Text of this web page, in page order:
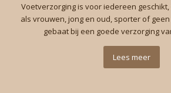
Voetverzorging is voor iedereen
als vrouwen, jong en oud, sporter of
gebaat bij een goede verzorging
Lees meer